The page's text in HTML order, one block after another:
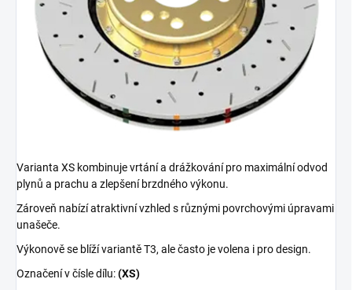
Varianta XS kombinuje vrtání a drážkování pro maximální odvod
plynů a prachu a zlepšení brzdného výkonu.
Zároveň nabízí atraktivní vzhled s různými povrchovými úpravami
unašeče.
Výkonově se blíží variantě T3, ale často je volena i pro design.
Označení v čísle dílu:(XS)